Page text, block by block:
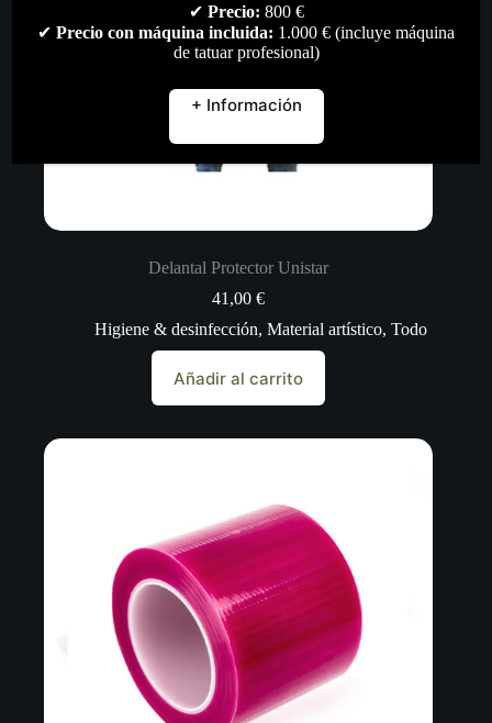
de
producto
Delantal Protector Unistar
41,00€
Higiene & desinfección, Material artístico, Todo
Añadir al carrito
✔ Precio: 800 €
✔ Precio con máquina incluida: 1.000 € (incluye máquina
de tatuar profesional)
+ Información